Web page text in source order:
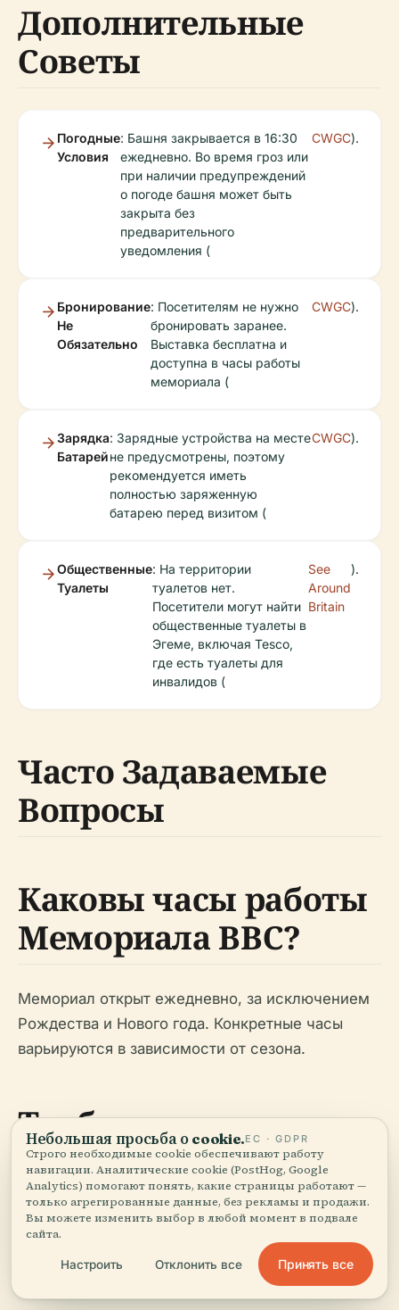
Дополнительные
Советы
Погодные
Условия
: Башня закрывается в 16:30
ежедневно. Во время гроз или
при наличии предупреждений
о погоде башня может быть
закрыта без
предварительного
уведомления (
CWGC).
Бронирование
Не
Обязательно
: Посетителям не нужно
бронировать заранее.
Выставка бесплатна и
доступна в часы работы
мемориала (
CWGC).
Зарядка
Батарей
: Зарядные устройства на месте
не предусмотрены, поэтому
рекомендуется иметь
полностью заряженную
батарею перед визитом (
CWGC).
Общественные
Туалеты
: На территории
туалетов нет.
Посетители могут найти
общественные туалеты в
Эгеме, включая Tesco,
где есть туалеты для
инвалидов (
See
Around
Britain
).
Часто Задаваемые
Вопросы
Каковы часы работы
Мемориала ВВС?
Мемориал открыт ежедневно, за исключением
Рождества и Нового года. Конкретные часы
варьируются в зависимости от сезона.
Требуется ли плата за
вход в Мемориал
ВВС?
Нет, вход в мемориал бесплатен.
Небольшая просьба о cookie.ЕС · GDPR
Строго необходимые cookie обеспечивают работу
навигации. Аналитические cookie (PostHog, Google
Analytics) помогают понять, какие страницы работают —
только агрегированные данные, без рекламы и продажи.
Вы можете изменить выбор в любой момент в подвале
сайта.
Настроить Отклонить все Принять все